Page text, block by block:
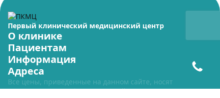
Первый клинический медицинский центр
О клинике
Пациентам
Информация
Адреса
Все цены, приведенные на данном сайте, носят
исключительно информационный характер и ни при каких